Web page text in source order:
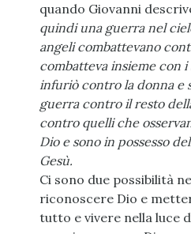
quando Giovanni
quindi una guerra nel
angeli combattevano
combatteva insieme con
infuriò contro la donna e
guerra contro il resto
contro quelli che
Dio e sono in possesso
Gesù.
Ci sono due possibilità
riconoscere Dio e
tutto e vivere nella luce